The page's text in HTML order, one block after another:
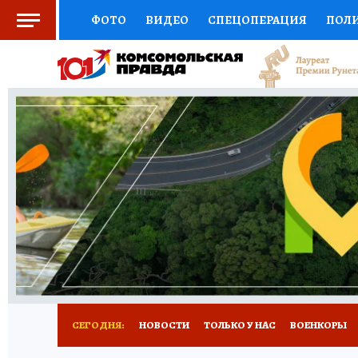
ФОТО ВИДЕО СПЕЦОПЕРАЦИЯ
СОЦПОДДЕРЖКА НАУКА СПОРТ
ВЫБОР ЭКСПЕРТОВ ДОКТОР
КНИЖНАЯ ПОЛКА ПРОГНОЗЫ НА СПОРТ
ПРЕСС-ЦЕНТР НЕДВИЖИМОСТЬ
РАДИО КП РЕКЛАМА ТЕСТЫ НОВОЕ
СЕГОДНЯ: НОВОСТИ ТОЛЬКО У НАС ВОЕНКОРЫ